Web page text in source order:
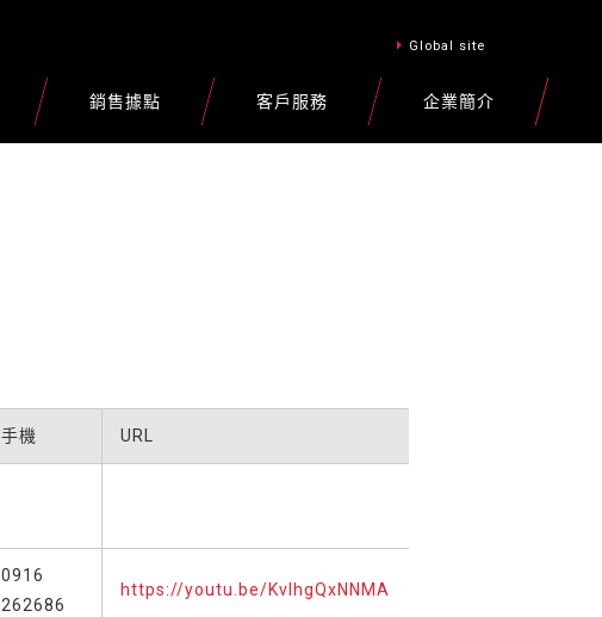
Global site
銷售據點 客戶服務 企業簡介
手機 URL
0916
262686
https://youtu.be/KvlhgQxNNMA